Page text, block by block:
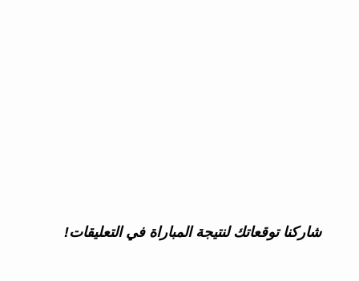
شاركنا توقعاتك لنتيجة المباراة في التعليقات!